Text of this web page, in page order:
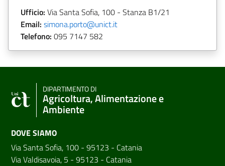
Ufficio: Via Santa Sofia, 100 - Stanza B1/21
Email: simona.porto@unict.it
Telefono: 095 7147 582
DIPARTIMENTO DI
Agricoltura, Alimentazione e
Ambiente
DOVE SIAMO
Via Santa Sofia, 100 - 95123 - Catania
Via Valdisavoia, 5 - 95123 - Catania